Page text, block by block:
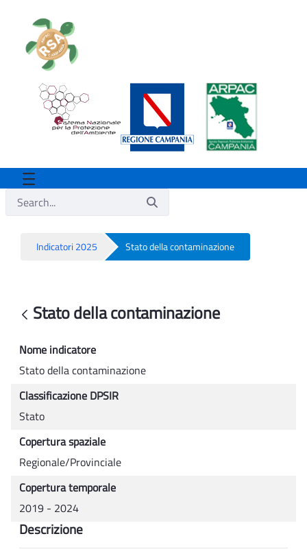
Indicatori 2025 Stato della contaminazione
Stato della contaminazione
Nome indicatore
Stato della contaminazione
Classificazione DPSIR
Stato
Copertura spaziale
Regionale/Provinciale
Copertura temporale
2019 - 2024
Descrizione